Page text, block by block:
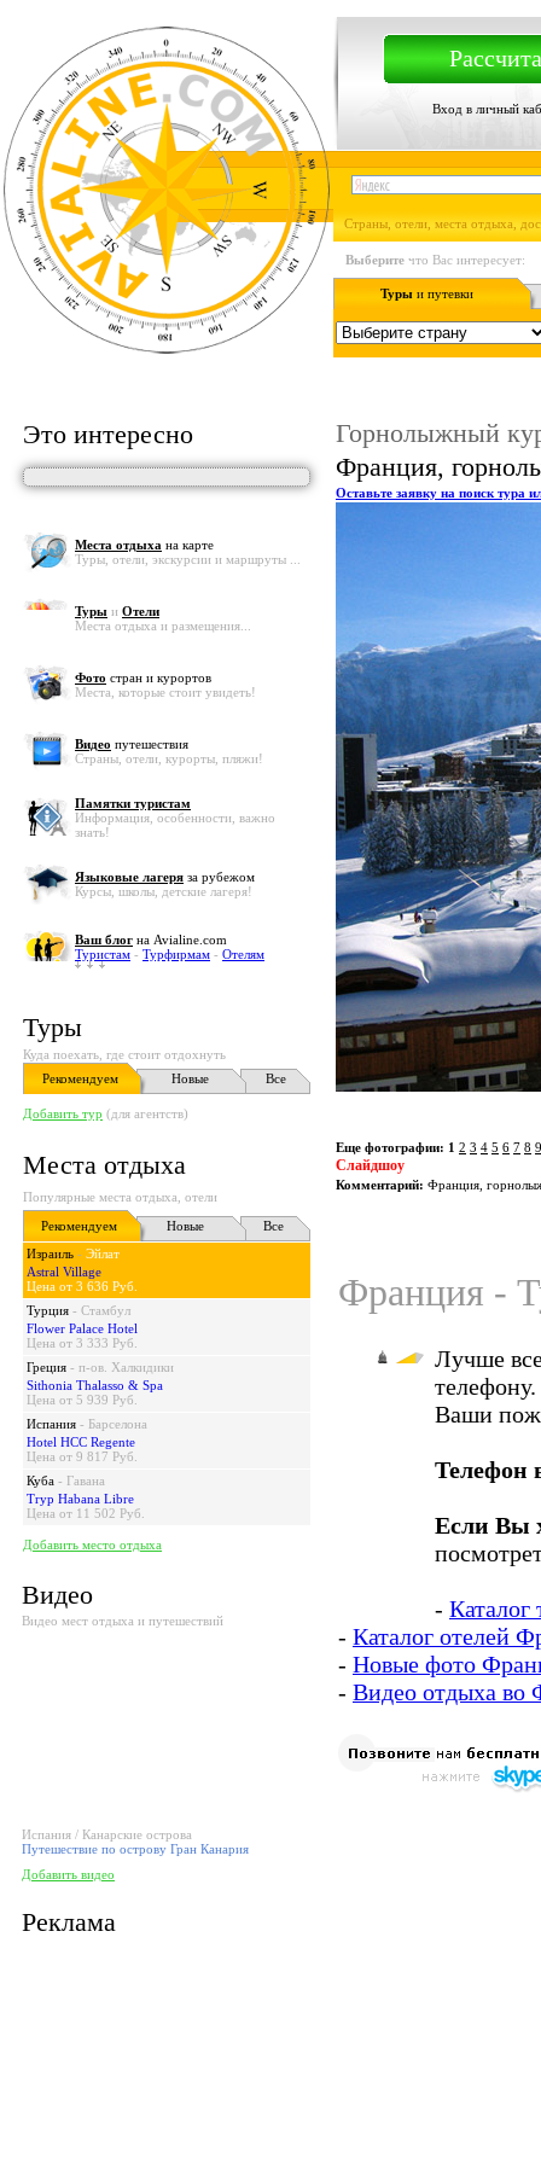
Вход в личный
Страны, отели, места отдыха,
Выберите что Вас интересует:
Туры и путевки
Это интересно
Места отдыха на карте
Туры, отели, экскурсии и маршруты ...
Туры и Отели
Места отдыха и размещения...
Фото стран и курортов
Места, которые стоит увидеть!
Видео путешествия
Страны, отели, курорты, пляжи!
Памятки туристам
Информация, особенности, важно
знать!
Языковые лагеря за рубежом
Курсы, школы, детские лагеря!
Ваш блог на Avialine.com
Туристам - Турфирмам - Отелям
Туры
Куда поехать, где стоит отдохнуть
Рекомендуем
Новые Все
Добавить тур (для агентств)
Места отдыха
Популярные места отдыха, отели
Рекомендуем
Новые
Все
Израиль - Эйлат
Astral Village
Цена от 3 636 Руб.
Турция - Стамбул
Flower Palace Hotel
Цена от 3 333 Руб.
Греция - п-ов. Халкидики
Sithonia Thalasso & Spa
Цена от 5 939 Руб.
Испания - Барселона
Hotel HCC Regente
Цена от 9 817 Руб.
Куба - Гавана
Tryp Habana Libre
Цена от 11 502 Руб.
Добавить место отдыха
Видео
Видео мест отдыха и путешествий
Испания / Канарские острова
Путешествие по острову Гран Канария
Добавить видео
Реклама
Горнолыжный
Франция,
Оставьте заявку на поиск тура
Еще фотографии: 1 2 3 4 5 6 7 8 9
Слайдшоу
Комментарий: Франция,
Франция -
Лучше
Ваши
Телефон
Если Вы
-
- Каталог отелей
- Новые фото
- Видео отдыха во